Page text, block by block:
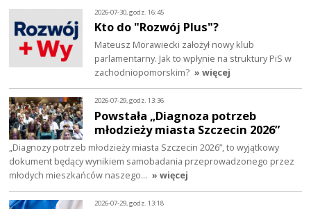
2026-07-30, godz. 16:45
Kto do "Rozwój Plus"?
Mateusz Morawiecki założył nowy klub
parlamentarny. Jak to wpłynie na struktury PiS w
zachodniopomorskim? » więcej
2026-07-29, godz. 13:36
Powstała „Diagnoza potrzeb
młodzieży miasta Szczecin 2026”
„Diagnozy potrzeb młodzieży miasta Szczecin 2026”, to wyjątkowy
dokument będący wynikiem samobadania przeprowadzonego przez
młodych mieszkańców naszego… » więcej
2026-07-29, godz. 13:18